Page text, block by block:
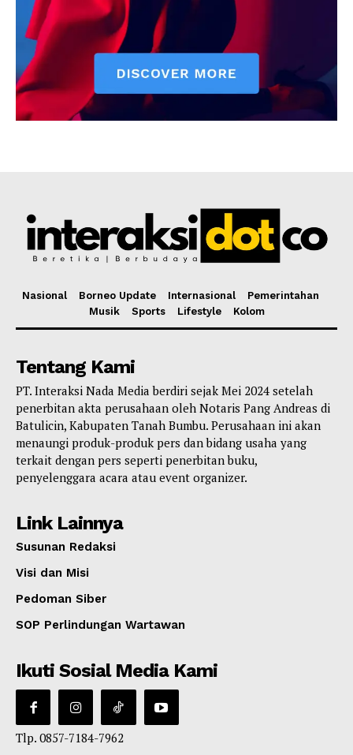
Nasional Borneo Update Internasional
Pemerintahan
Musik
Sports Lifestyle Kolom
Tentang Kami
PT. Interaksi Nada Media berdiri sejak Mei 2024 setelah
penerbitan akta perusahaan oleh Notaris Pang Andreas di
Batulicin, Kabupaten Tanah Bumbu. Perusahaan ini akan
menaungi produk-produk pers dan bidang usaha yang
terkait dengan pers seperti penerbitan buku,
penyelenggara acara atau event organizer.
Link Lainnya
Susunan Redaksi
Visi dan Misi
Pedoman Siber
SOP Perlindungan Wartawan
Ikuti Sosial Media Kami
Tlp. 0857-7184-7962